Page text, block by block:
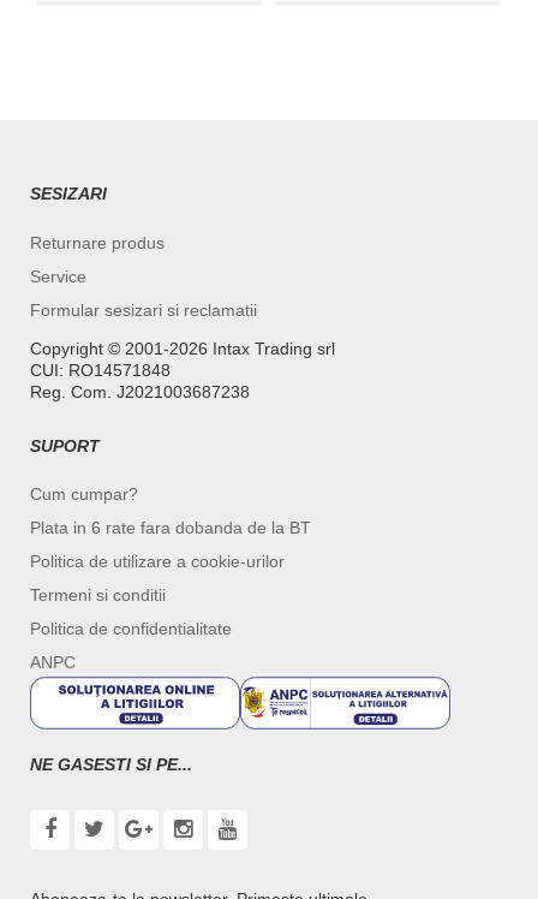
SESIZARI
Returnare produs
Service
Formular sesizari si reclamatii
Copyright ©️ 2001-2026 Intax Trading srl
CUI: RO14571848
Reg. Com. J2021003687238
SUPORT
Cum cumpar?
Plata in 6 rate fara dobanda de la BT
Politica de utilizare a cookie-urilor
Termeni si conditii
Politica de confidentialitate
ANPC
NE GASESTI SI PE...